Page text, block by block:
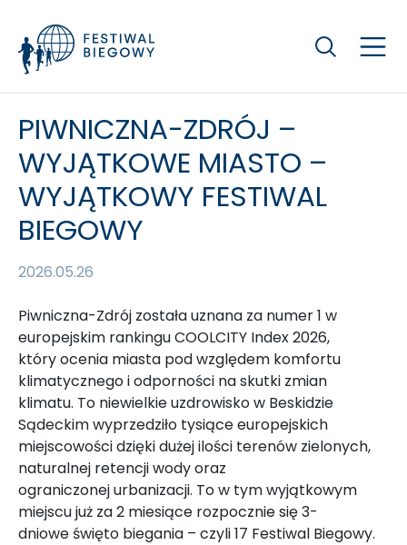
Szukaj
PIWNICZNA-ZDRÓJ –
WYJĄTKOWE MIASTO –
WYJĄTKOWY FESTIWAL
BIEGOWY
2026.05.26
Piwniczna-Zdrój została uznana za numer 1 w
europejskim rankingu COOLCITY Index 2026,
który ocenia miasta pod względem komfortu
klimatycznego i odporności na skutki zmian
klimatu. To niewielkie uzdrowisko w Beskidzie
Sądeckim wyprzedziło tysiące europejskich
miejscowości dzięki dużej ilości terenów zielonych,
naturalnej retencji wody oraz
ograniczonej urbanizacji. To w tym wyjątkowym
miejscu już za 2 miesiące rozpocznie się 3-
dniowe święto biegania – czyli 17 Festiwal Biegowy.